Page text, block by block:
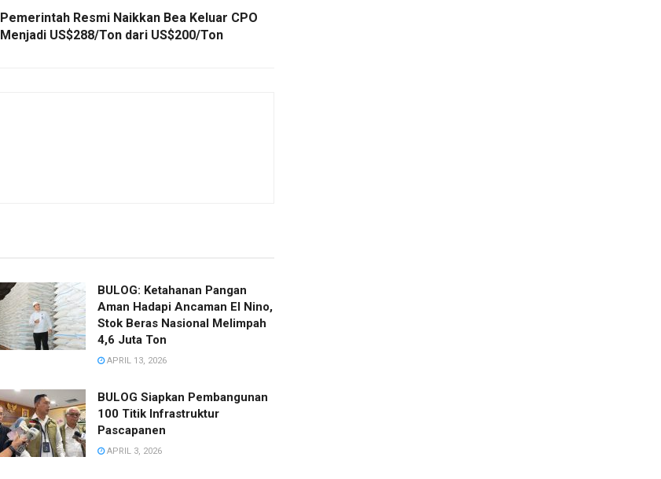
Pemerintah Resmi Naikkan Bea Keluar CPO
Menjadi US$288/Ton dari US$200/Ton
BULOG: Ketahanan Pangan
Aman Hadapi Ancaman El Nino,
Stok Beras Nasional Melimpah
4,6 Juta Ton
APRIL 13, 2026
BULOG Siapkan Pembangunan
100 Titik Infrastruktur
Pascapanen
APRIL 3, 2026